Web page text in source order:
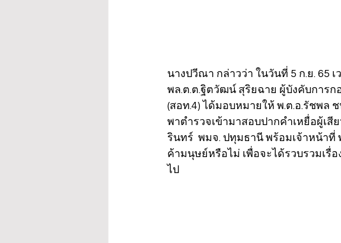
นางปวีณา กล่าวว่า ในวันที่ 5 ก.ย. 65
พล.ต.ต.ฐิตวัฒน์ สุริยฉาย ผู้บังคับการ
(สอท.4) ได้มอบหมายให้ พ.ต.อ.รัชพล
พาตำรวจเข้ามาสอบปากคำเหยื่อผู้เ
รินทร์  พมจ. ปทุมธานี พร้อมเจ้าหน้าที่
ค้ามนุษย์หรือไม่ เพื่อจะได้รวบรวมเ
ไป